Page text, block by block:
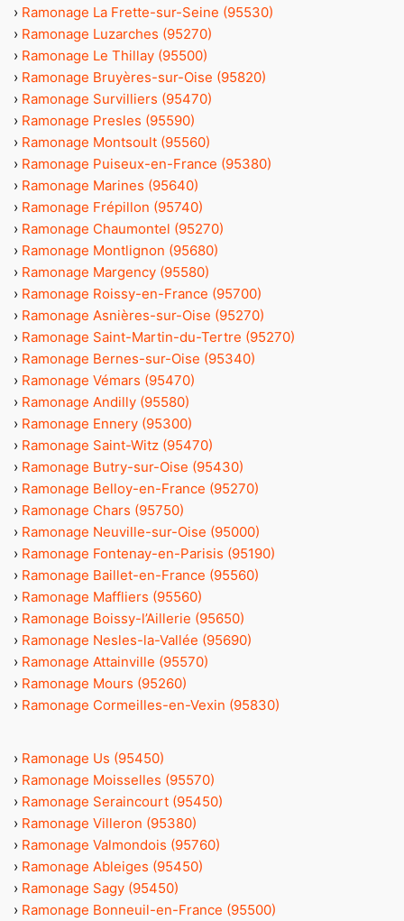
› Ramonage La Frette-sur-Seine (95530)
› Ramonage Luzarches (95270)
› Ramonage Le Thillay (95500)
› Ramonage Bruyères-sur-Oise (95820)
› Ramonage Survilliers (95470)
› Ramonage Presles (95590)
› Ramonage Montsoult (95560)
› Ramonage Puiseux-en-France (95380)
› Ramonage Marines (95640)
› Ramonage Frépillon (95740)
› Ramonage Chaumontel (95270)
› Ramonage Montlignon (95680)
› Ramonage Margency (95580)
› Ramonage Roissy-en-France (95700)
› Ramonage Asnières-sur-Oise (95270)
› Ramonage Saint-Martin-du-Tertre (95270)
› Ramonage Bernes-sur-Oise (95340)
› Ramonage Vémars (95470)
› Ramonage Andilly (95580)
› Ramonage Ennery (95300)
› Ramonage Saint-Witz (95470)
› Ramonage Butry-sur-Oise (95430)
› Ramonage Belloy-en-France (95270)
› Ramonage Chars (95750)
› Ramonage Neuville-sur-Oise (95000)
› Ramonage Fontenay-en-Parisis (95190)
› Ramonage Baillet-en-France (95560)
› Ramonage Maffliers (95560)
› Ramonage Boissy-l’Aillerie (95650)
› Ramonage Nesles-la-Vallée (95690)
› Ramonage Attainville (95570)
› Ramonage Mours (95260)
› Ramonage Cormeilles-en-Vexin (95830)
› Ramonage Us (95450)
› Ramonage Moisselles (95570)
› Ramonage Seraincourt (95450)
› Ramonage Villeron (95380)
› Ramonage Valmondois (95760)
› Ramonage Ableiges (95450)
› Ramonage Sagy (95450)
› Ramonage Bonneuil-en-France (95500)